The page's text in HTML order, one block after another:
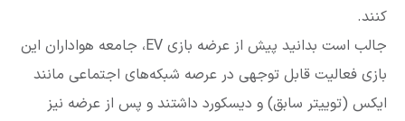
کنند.
جالب است بدانید پیش از عرضه بازی EV، جامعه هواداران این
بازی فعالیت قابل توجهی در عرصه شبکه‌های اجتماعی مانند
ایکس (توییتر سابق) و دیسکورد داشتند و پس از عرضه نیز